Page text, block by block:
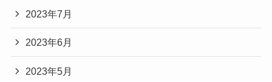
2023年7月
2023年6月
2023年5月